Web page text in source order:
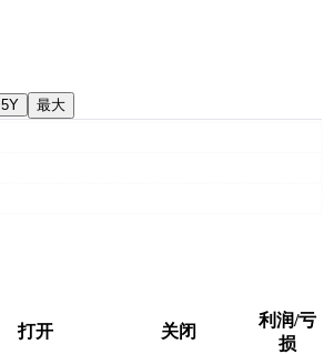
5Y 最大
打开 关闭
利润/亏
损